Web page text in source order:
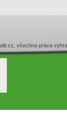
všechna práva